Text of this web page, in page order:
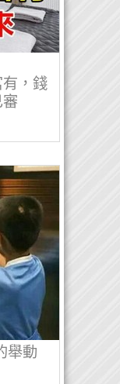
，錢
舉動